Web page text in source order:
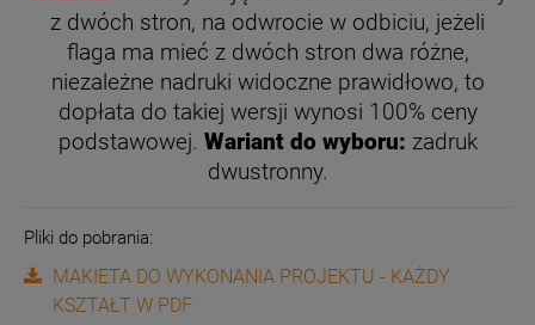
z dwóch stron, na odwrocie w odbiciu, jeżeli
flaga ma mieć z dwóch stron dwa różne,
niezależne nadruki widoczne prawidłowo, to
dopłata do takiej wersji wynosi 100% ceny
podstawowej. Wariant do wyboru: zadruk
dwustronny.
Pliki do pobrania:
MAKIETA DO WYKONANIA PROJEKTU - KAŻDY
KSZTAŁT W PDF